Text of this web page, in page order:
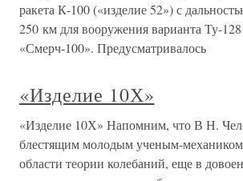
ракета К-100 («изделие 52») с
250 км для вооружения варианта Ту-
«Смерч-100». Предусматривалось
«Изделие 10Х»
«Изделие 10Х» Напомним, что В Н.
блестящим молодым ученым-
области теории колебаний, еще в